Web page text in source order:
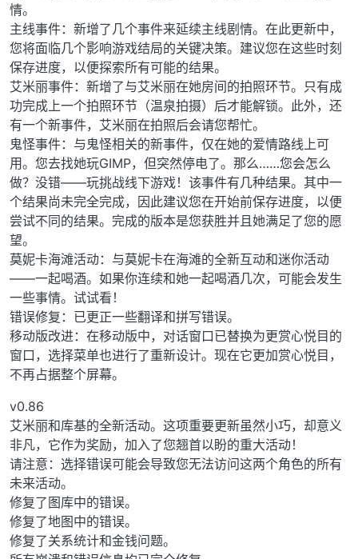
情。
主线事件：新增了几个事件来延续主线剧情。在此更新中，
您将面临几个影响游戏结局的关键决策。建议您在这些时刻
保存进度，以便探索所有可能的结果。
艾米丽事件：新增了与艾米丽在她房间的拍照环节。只有成
功完成上一个拍照环节（温泉拍摄）后才能解锁。此外，还
有一个新事件，艾米丽在拍照后会请您帮忙。
鬼怪事件：与鬼怪相关的新事件，仅在她的爱情路线上可
用。您去找她玩GIMP，但突然停电了。那么……您会怎么
做？没错——玩挑战线下游戏！该事件有几种结果。其中一
个结果尚未完全完成，因此建议您在开始前保存进度，以便
尝试不同的结果。完成的版本是您获胜并且她满足了您的愿
望。
莫妮卡海滩活动：与莫妮卡在海滩的全新互动和迷你活动
——一起喝酒。如果你连续和她一起喝酒几次，可能会发生
一些事情。试试看！
错误修复：已更正一些翻译和拼写错误。
移动版改进：在移动版中，对话窗口已替换为更赏心悦目的
窗口，选择菜单也进行了重新设计。现在它更加赏心悦目，
不再占据整个屏幕。
v0.86
艾米丽和库基的全新活动。这项重要更新虽然小巧，却意义
非凡，它作为奖励，加入了您翘首以盼的重大活动！
请注意：选择错误可能会导致您无法访问这两个角色的所有
未来活动。
修复了图库中的错误。
修复了地图中的错误。
修复了关系统计和金钱问题。